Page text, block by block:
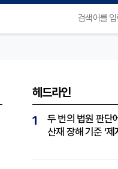
헤드라인
1
두 번의 법원 판단
산재 장해 기준 ‘제